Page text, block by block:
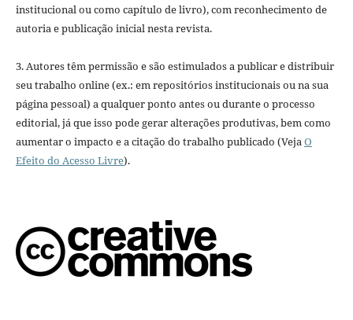
institucional ou como capítulo de livro), com reconhecimento de
autoria e publicação inicial nesta revista.
3. Autores têm permissão e são estimulados a publicar e distribuir
seu trabalho online (ex.: em repositórios institucionais ou na sua
página pessoal) a qualquer ponto antes ou durante o processo
editorial, já que isso pode gerar alterações produtivas, bem como
aumentar o impacto e a citação do trabalho publicado (VejaO
Efeito do Acesso Livre).